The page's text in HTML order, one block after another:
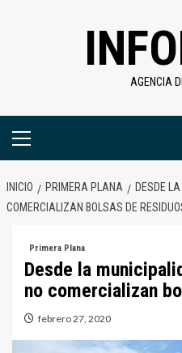
AGENCIA
Menú
INICIO PRIMERA PLANA
DESDE
COMERCIALIZAN BOLSAS DE
Primera Plana
Desde la
no comercializan
febrero 27, 2020